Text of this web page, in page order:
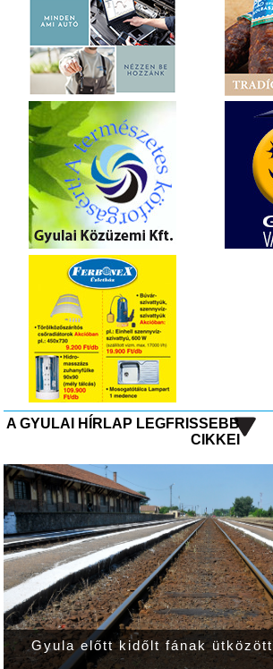
A GYULAI HÍRLAP LEGFRISSEBB
CIKKEI
Gyula előtt kidőlt fának